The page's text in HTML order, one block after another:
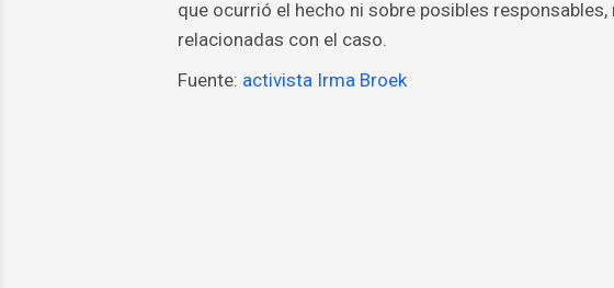
que ocurrió el hecho ni sobre posibles
relacionadas con el caso.
Fuente: activista Irma Broek